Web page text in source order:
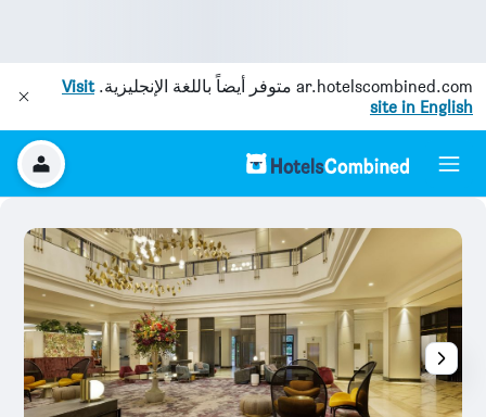
ar.hotelscombined.com متوفر أيضاً باللغة الإنجليزية.Visit
site in English